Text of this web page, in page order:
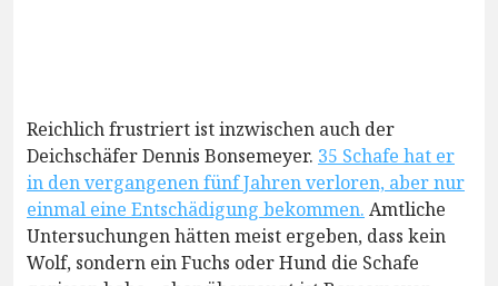
Reichlich frustriert ist inzwischen auch der
Deichschäfer Dennis Bonsemeyer. 35 Schafe hat er
in den vergangenen fünf Jahren verloren, aber nur
einmal eine Entschädigung bekommen. Amtliche
Untersuchungen hätten meist ergeben, dass kein
Wolf, sondern ein Fuchs oder Hund die Schafe